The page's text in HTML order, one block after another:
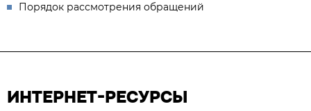
Порядок рассмотрения обращений
ИНТЕРНЕТ-РЕСУРСЫ